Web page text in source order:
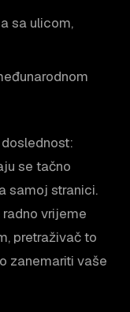
sa ulicom,
se tačno
samoj stranici.
vrijeme
pretraživač to
zanemariti vaše